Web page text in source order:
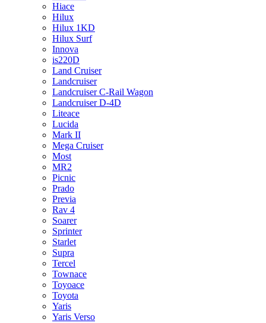
Hiace
Hilux
Hilux 1KD
Hilux Surf
Innova
is220D
Land Cruiser
Landcruiser
Landcruiser C-Rail Wagon
Landcruiser D-4D
Liteace
Lucida
Mark II
Mega Cruiser
Most
MR2
Picnic
Prado
Previa
Rav 4
Soarer
Sprinter
Starlet
Supra
Tercel
Townace
Toyoace
Toyota
Yaris
Yaris Verso